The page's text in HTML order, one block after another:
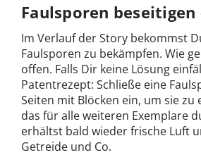
Faulsporen beseitigen
Im Verlauf der Story bekommst
Faulsporen zu bekämpfen. Wie
offen. Falls Dir keine Lösung
Patentrezept: Schließe eine
Seiten mit Blöcken ein, um sie zu
das für alle weiteren Exemplare
erhältst bald wieder frische Luft
Getreide und Co.